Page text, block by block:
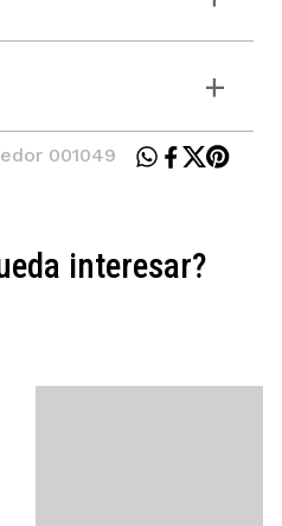
001049
interesar?